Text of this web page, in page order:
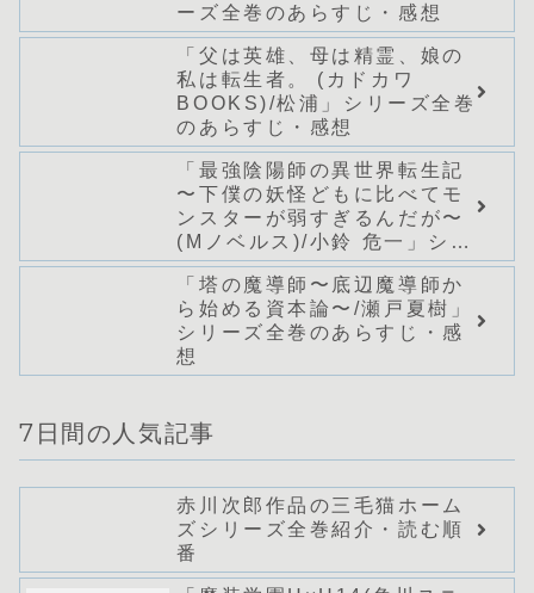
ーズ全巻のあらすじ・感想
「父は英雄、母は精霊、娘の
私は転生者。 (カドカワ
BOOKS)/松浦」シリーズ全巻
のあらすじ・感想
「最強陰陽師の異世界転生記
〜下僕の妖怪どもに比べてモ
ンスターが弱すぎるんだが〜
(Mノベルス)/小鈴 危一」シリ
ーズ全巻のあらすじ・感想
「塔の魔導師〜底辺魔導師か
ら始める資本論〜/瀬戸夏樹」
シリーズ全巻のあらすじ・感
想
7日間の人気記事
赤川次郎作品の三毛猫ホーム
ズシリーズ全巻紹介・読む順
番